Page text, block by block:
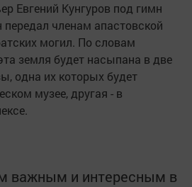
Евгений Кунгуров под гимн
передал членам апастовской
могил. По словам
земля будет насыпана в две
одна их которых будет
музее, другая - в
важным и интересным в